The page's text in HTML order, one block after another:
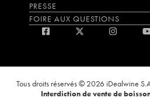
PRESSE
FOIRE AUX QUESTIONS
Tous droits réservés © 2026 iDealwine
Interdiction de vente de